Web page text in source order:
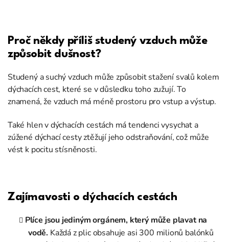
Proč někdy příliš studený vzduch může
způsobit dušnost?
Studený a suchý vzduch může způsobit stažení svalů kolem
dýchacích cest, které se v důsledku toho zužují. To
znamená, že vzduch má méně prostoru pro vstup a výstup.
Také hlen v dýchacích cestách má tendenci vysychat a
zúžené dýchací cesty ztěžují jeho odstraňování, což může
vést k pocitu stísněnosti.
Zajímavosti o dýchacích cestách
Plíce jsou jediným orgánem, který může plavat na
vodě. Každá z plic obsahuje asi 300 milionů balónků